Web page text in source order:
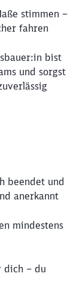
stimmen –
fahren
bist
und sorgst
beendet und
anerkannt
mindestens
dich – du